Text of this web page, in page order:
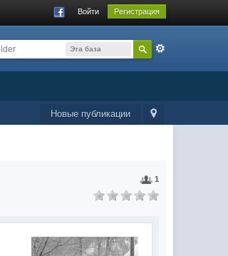
Войти Регистрация
Эта база
Новые публикации
1